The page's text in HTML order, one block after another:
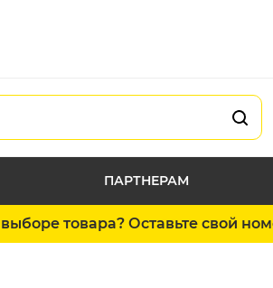
ПАРТНЕРАМ
товара? Оставьте свой